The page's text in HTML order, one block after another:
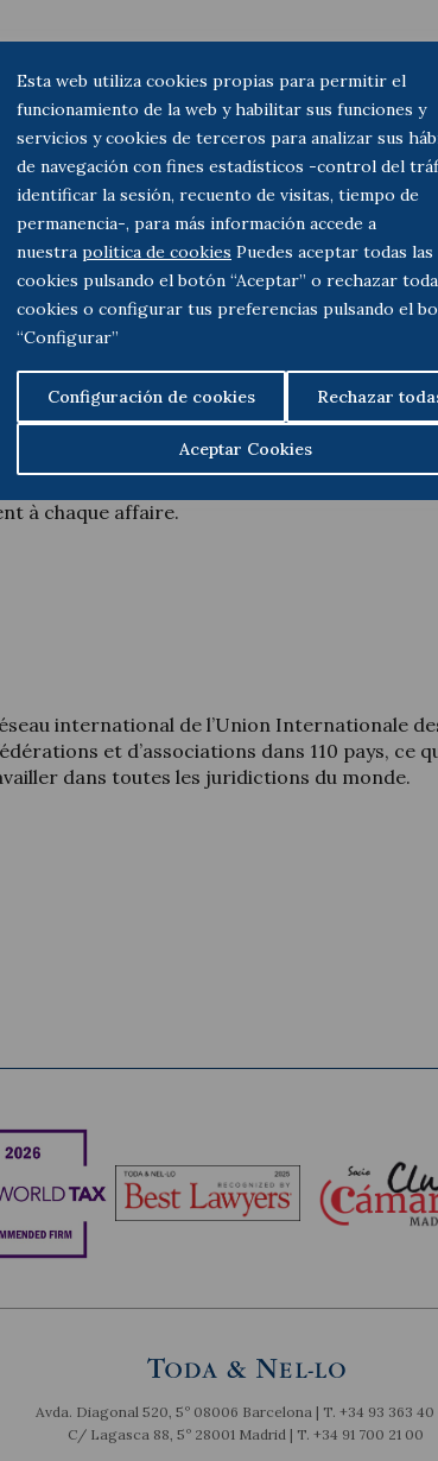
Esta web utiliza cookies propias para permitir el
funcionamiento de la web y habilitar sus funciones y
servicios y cookies de terceros para analizar sus
de navegación con fines estadísticos -control del
identificar la sesión, recuento de visitas, tiempo de
permanencia-, para más información accede a
nuestra politica de cookies Puedes aceptar todas las
cookies pulsando el botón “Aceptar” o rechazar
cookies o configurar tus preferencias pulsando el
“Configurar”
Configuración de cookies Rechazar
Aceptar Cookies
en matière internationale, pour assister
ou qui veulent s’internationaliser et de
conseillent habituellement les
et Acquisitions (M&A), Joint-ventures,
judiciaire et arbitraux internationaux,
(LNI), qui est présent dans plus de 50 pays
à vocation internationale qui s’engagent à
est la priorité absolue des membres de LNI
à chaque affaire.
international de l’Union Internationale
et d’associations dans 110 pays, ce
dans toutes les juridictions du monde.
Avda. Diagonal 520, 5º 08006 Barcelona | T. +34 93 363 40
C/ Lagasca 88, 5º 28001 Madrid | T. +34 91 700 21 00